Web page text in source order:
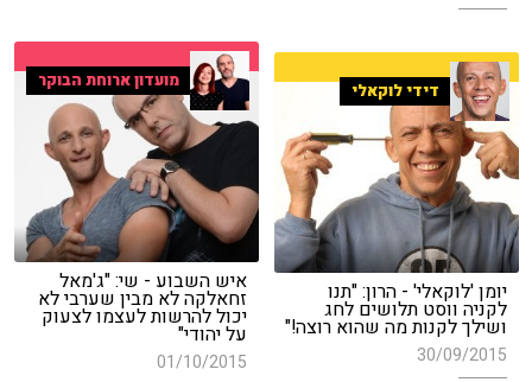
מועדון ארוחת הבוקר
איש השבוע - שי: "ג'מאל
זחאלקה לא מבין שערבי לא
יכול להרשות לעצמו לצעוק
על יהודי"
01/10/2015
דידי לוקאלי
יומן 'לוקאלי' - הרון: "תנו
לקניה ווסט תלושים לחג
ושילך לקנות מה שהוא רוצה!"
30/09/2015